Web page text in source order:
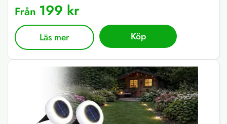
Från 199 kr
Läs mer Köp